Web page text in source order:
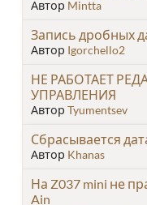
Автор Mintta
Запись дробных
Автор Igorchello2
НЕ РАБОТАЕТ
УПРАВЛЕНИЯ
Автор Tyumentsev
Сбрасывается
Автор Khanas
На Z037 mini не
Ain